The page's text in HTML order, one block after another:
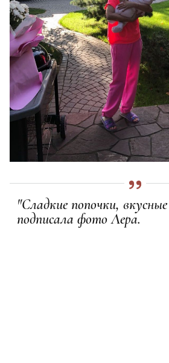
"Сладкие попочки,
подписала фото Лера.